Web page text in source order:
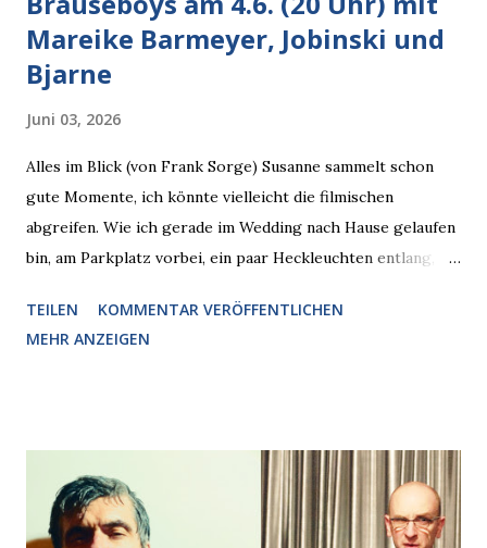
Mareike Barmeyer, Jobinski und
Bjarne
Juni 03, 2026
Alles im Blick (von Frank Sorge) Susanne sammelt schon
gute Momente, ich könnte vielleicht die filmischen
abgreifen. Wie ich gerade im Wedding nach Hause gelaufen
bin, am Parkplatz vorbei, ein paar Heckleuchten entlang, als
den Blick kam, mit verlockend frisch leuchtenden
Pizzastücken. Von links pirschte sich eine Krähe an das
Krähe und ihn an, er die Krähe und mich, wir lächelten
gleichzeitig amüsiert. “Vorsicht!”, sagte ich zu ihm, “im
Wedding muss man immer aufpassen!” “Mach ich!”,
TEILEN
KOMMENTAR VERÖFFENTLICHEN
MEHR ANZEIGEN